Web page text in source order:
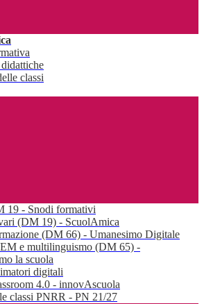
classi
19 - Snodi formativi
(DM 19) - ScuolAmica
(DM 66) - Umanesimo Digitale
e multilinguismo (DM 65) -
la scuola
digitali
4.0 - innovAscuola
classi PNRR - PN 21/27